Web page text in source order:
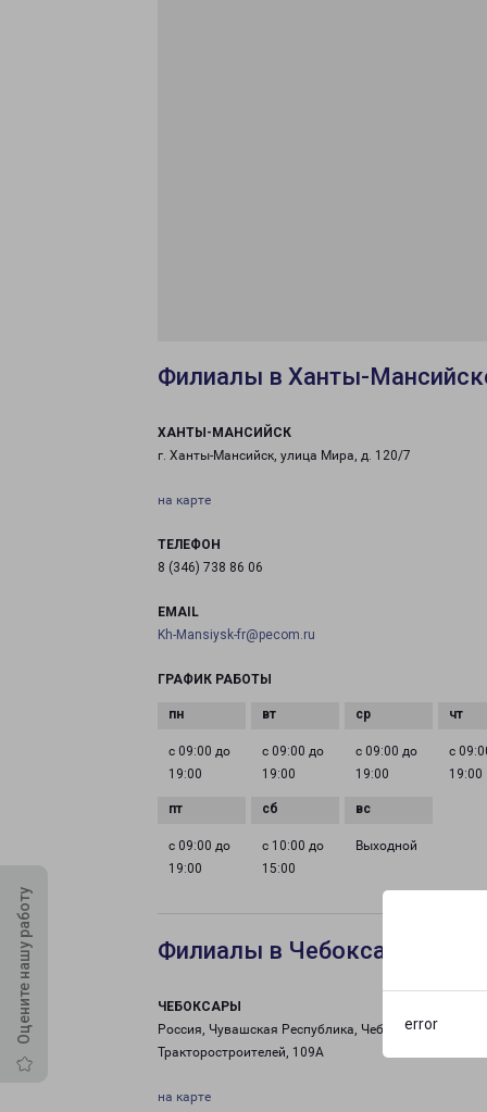
error
Оцените нашу работу
Филиалы в Ханты-
ХАНТЫ-МАНСИЙСК
г. Ханты-Мансийск, улица Мира, д. 120/7
на карте
ТЕЛЕФОН
8 (346) 738 86 06
EMAIL
Kh-Mansiysk-fr@pecom.ru
ГРАФИК РАБОТЫ
с 09:00 до
19:00
с 09:00 до
19:00
с 09:00 до
19:00
с
19:00
с 09:00 до
19:00
с 10:00 до
15:00
Выходной
Филиалы в Чебоксарах
ЧЕБОКСАРЫ
Россия, Чувашская Республика, Чебоксары,
Тракторостроителей, 109А
на карте